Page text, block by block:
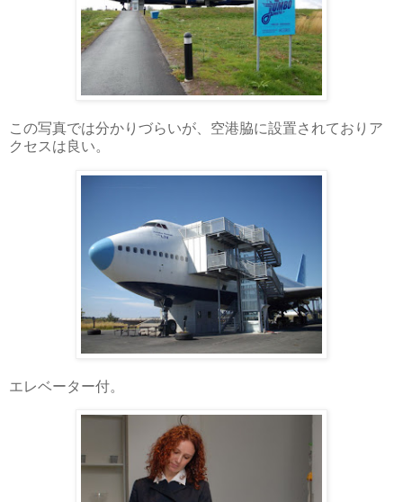
この写真では分かりづらいが、空港脇に設置されておりア
クセスは良い。
エレベーター付。